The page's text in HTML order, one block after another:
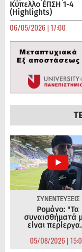
Κύπελλο ΕΠΣΗ 1-4
(Highlights)
06/05/2026 | 17:00
ΣΥΝΕΝΤΕΥΞΕΙΣ
Ρομάνο: "Τα
συναισθήματά
είναι
05/08/2026 |